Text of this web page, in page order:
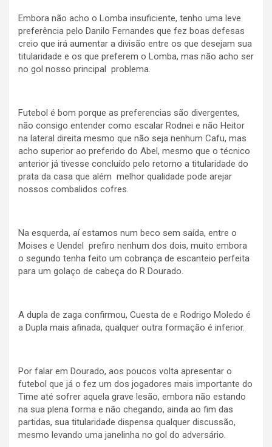
Embora não acho o Lomba insuficiente, tenho uma leve
preferência pelo Danilo Fernandes que fez boas defesas
creio que irá aumentar a divisão entre os que desejam sua
titularidade e os que preferem o Lomba, mas não acho ser
no gol nosso principal problema.
Futebol é bom porque as preferencias são divergentes,
não consigo entender como escalar Rodnei e não Heitor
na lateral direita mesmo que não seja nenhum Cafu, mas
acho superior ao preferido do Abel, mesmo que o técnico
anterior já tivesse concluído pelo retorno a titularidade do
prata da casa que além melhor qualidade pode arejar
nossos combalidos cofres.
Na esquerda, aí estamos num beco sem saída, entre o
Moises e Uendel prefiro nenhum dos dois, muito embora
o segundo tenha feito um cobrança de escanteio perfeita
para um golaço de cabeça do R Dourado.
A dupla de zaga confirmou, Cuesta de e Rodrigo Moledo é
a Dupla mais afinada, qualquer outra formação é inferior.
Por falar em Dourado, aos poucos volta apresentar o
futebol que já o fez um dos jogadores mais importante do
Time até sofrer aquela grave lesão, embora não estando
na sua plena forma e não chegando, ainda ao fim das
partidas, sua titularidade dispensa qualquer discussão,
mesmo levando uma janelinha no gol do adversário.